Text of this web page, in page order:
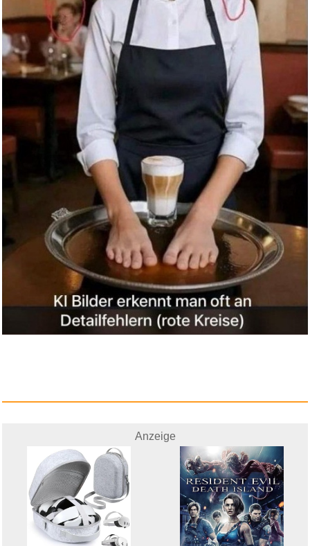
Anzeige
Harttasche Meta Quest 3/3S
f&u...
Anzeige
PUMA PHASE Rucksack...
Anzeige
Anzeige